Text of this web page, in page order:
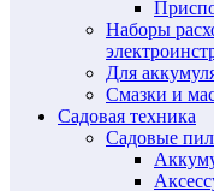
Наборы
Для
Смазки и
Садовая техника
Садовые